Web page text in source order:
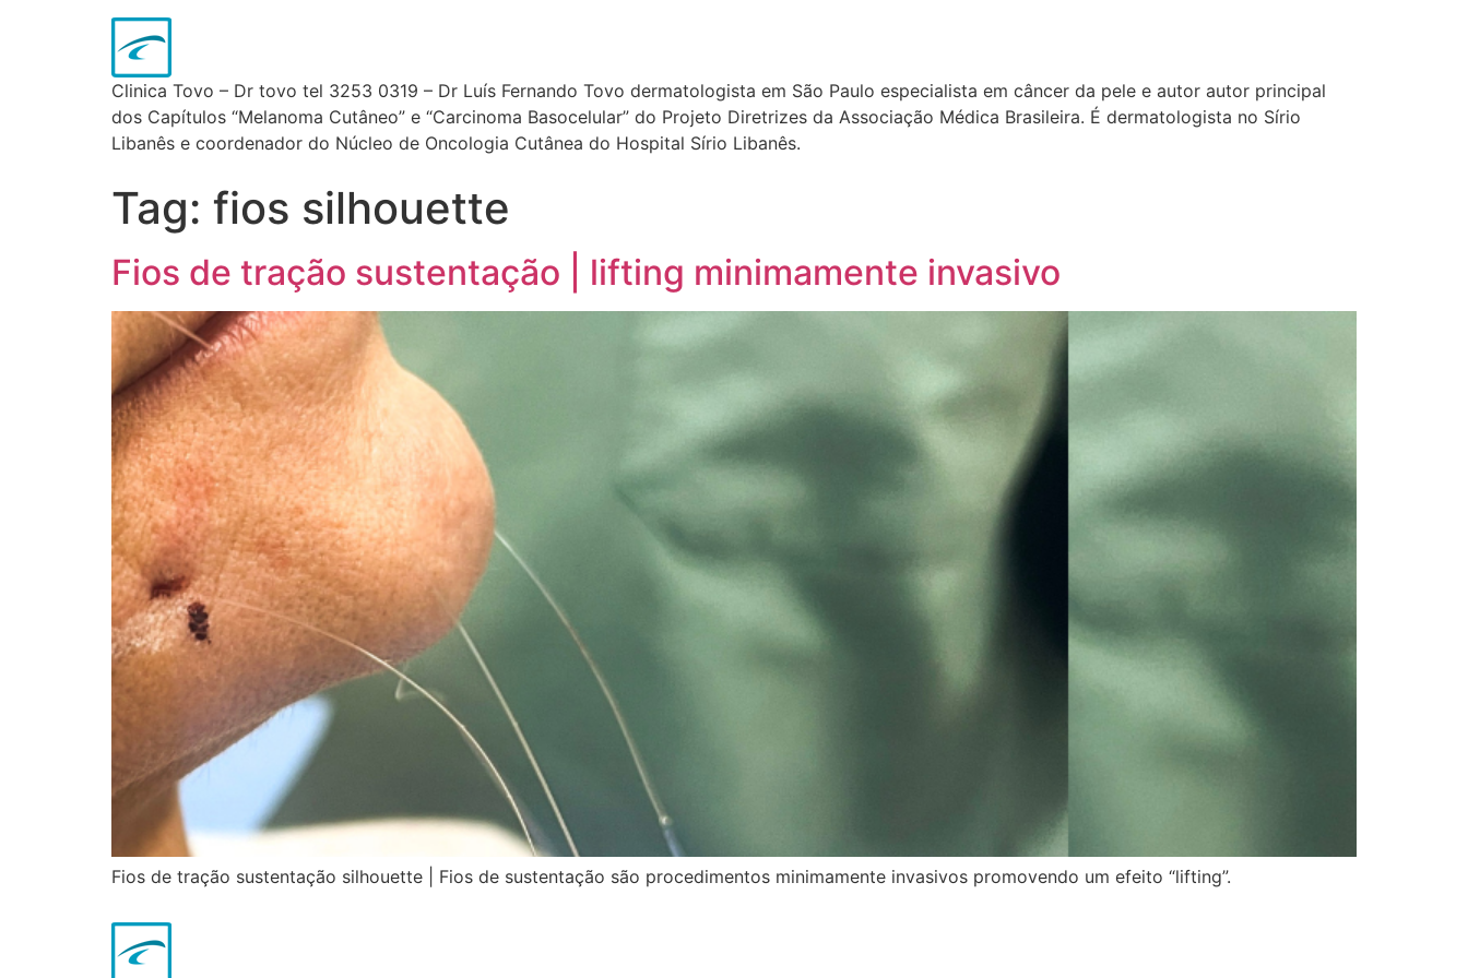
Clinica Tovo – Dr tovo tel 3253 0319 – Dr Luís Fernando Tovo dermatologista em São Paulo especialista em câncer da pele e autor autor principal
dos Capítulos “Melanoma Cutâneo” e “Carcinoma Basocelular” do Projeto Diretrizes da Associação Médica Brasileira. É dermatologista no Sírio
Libanês e coordenador do Núcleo de Oncologia Cutânea do Hospital Sírio Libanês.
Tag: fios silhouette
Fios de tração sustentação | lifting minimamente invasivo
Fios de tração sustentação silhouette | Fios de sustentação são procedimentos minimamente invasivos promovendo um efeito “lifting”.